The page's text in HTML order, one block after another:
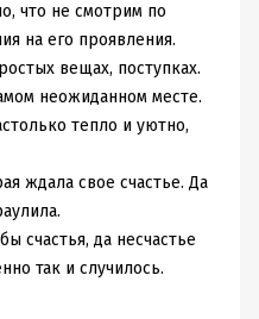
что не смотрим по
на его проявления.
вещах, поступках.
неожиданном месте.
тепло и уютно,
ждала свое счастье. Да
счастья, да несчастье
так и случилось.